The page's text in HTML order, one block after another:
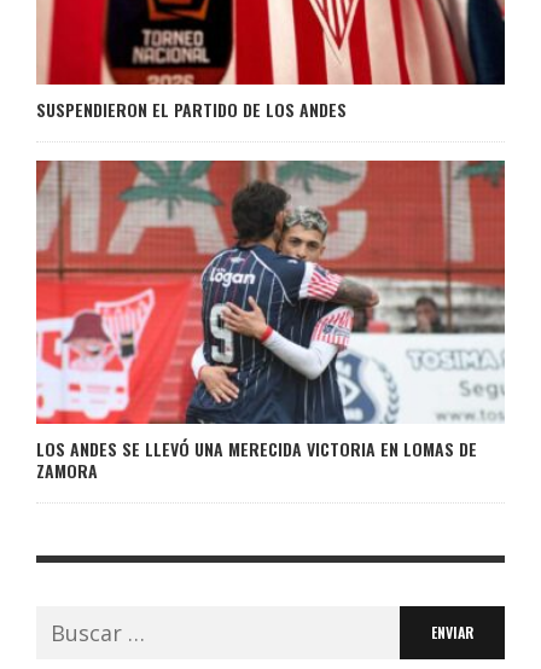
SUSPENDIERON EL PARTIDO DE LOS ANDES
LOS ANDES SE LLEVÓ UNA MERECIDA VICTORIA EN LOMAS DE
ZAMORA
Buscar: